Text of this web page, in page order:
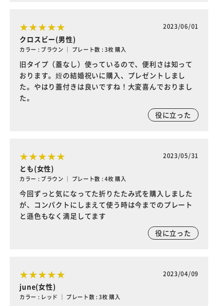
2023/06/01
クロスビー(男性)
カラー : ブラウン ｜ プレート数 : 3枚 購入
旧タイプ（蓋なし）使っているので、便利さは知って
おります。姪の結婚祝いに購入、プレゼントしまし
た。やはり蓋付きは良いですね！大変喜んでおりまし
た。
役に立った
2023/05/31
とも(女性)
カラー : ブラウン ｜ プレート数 : 4枚 購入
今回ずっと気になってた折りたたみ式を購入しました
が、コンパクトにしまえて使う時は今までのプレート
と遜色もなく満足してます
役に立った
2023/04/09
june(女性)
カラー : レッド ｜ プレート数 : 3枚 購入